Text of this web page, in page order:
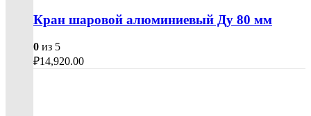
Кран шаровой алюминиевый Ду 80 мм
0 из 5
₽14,920.00